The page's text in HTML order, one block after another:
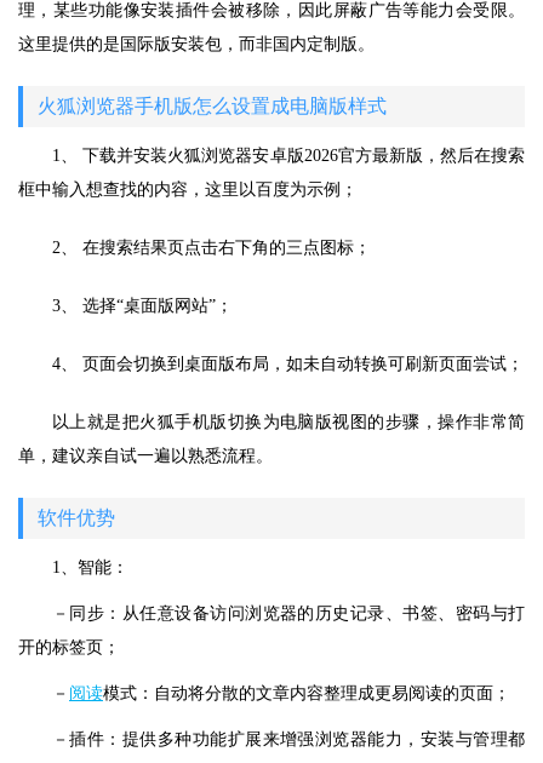
理，某些功能像安装插件会被移除，因此屏蔽广告等能力会受限。
这里提供的是国际版安装包，而非国内定制版。
火狐浏览器手机版怎么设置成电脑版样式
1、 下载并安装火狐浏览器安卓版2026官方最新版，然后在搜索
框中输入想查找的内容，这里以百度为示例；
2、 在搜索结果页点击右下角的三点图标；
3、 选择“桌面版网站”；
4、 页面会切换到桌面版布局，如未自动转换可刷新页面尝试；
以上就是把火狐手机版切换为电脑版视图的步骤，操作非常简
单，建议亲自试一遍以熟悉流程。
软件优势
1、智能：
－同步：从任意设备访问浏览器的历史记录、书签、密码与打
开的标签页；
－ 阅读模式：自动将分散的文章内容整理成更易阅读的页面；
－插件：提供多种功能扩展来增强浏览器能力，安装与管理都